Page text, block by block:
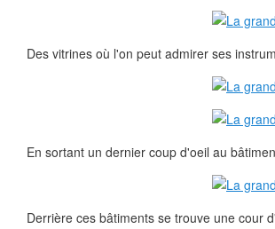
Des vitrines où l'on peut admirer ses
En sortant un dernier coup d'oeil au
Derrière ces bâtiments se trouve une cour